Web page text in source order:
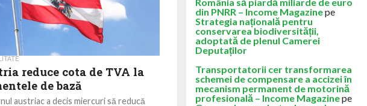
reduce cota de TVA la
de bază
austriac a decis miercuri să reducă
din PNRR – Income Magazinepe
Strategia națională pentru
conservarea biodiversității,
adoptată de plenul Camerei
Deputaților
Transportatorii cer transformarea
schemei de compensare a accizei în
mecanism permanent de motorină
profesională – Income Magazinepe